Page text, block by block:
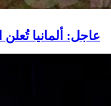
عاجل: ألمانيا